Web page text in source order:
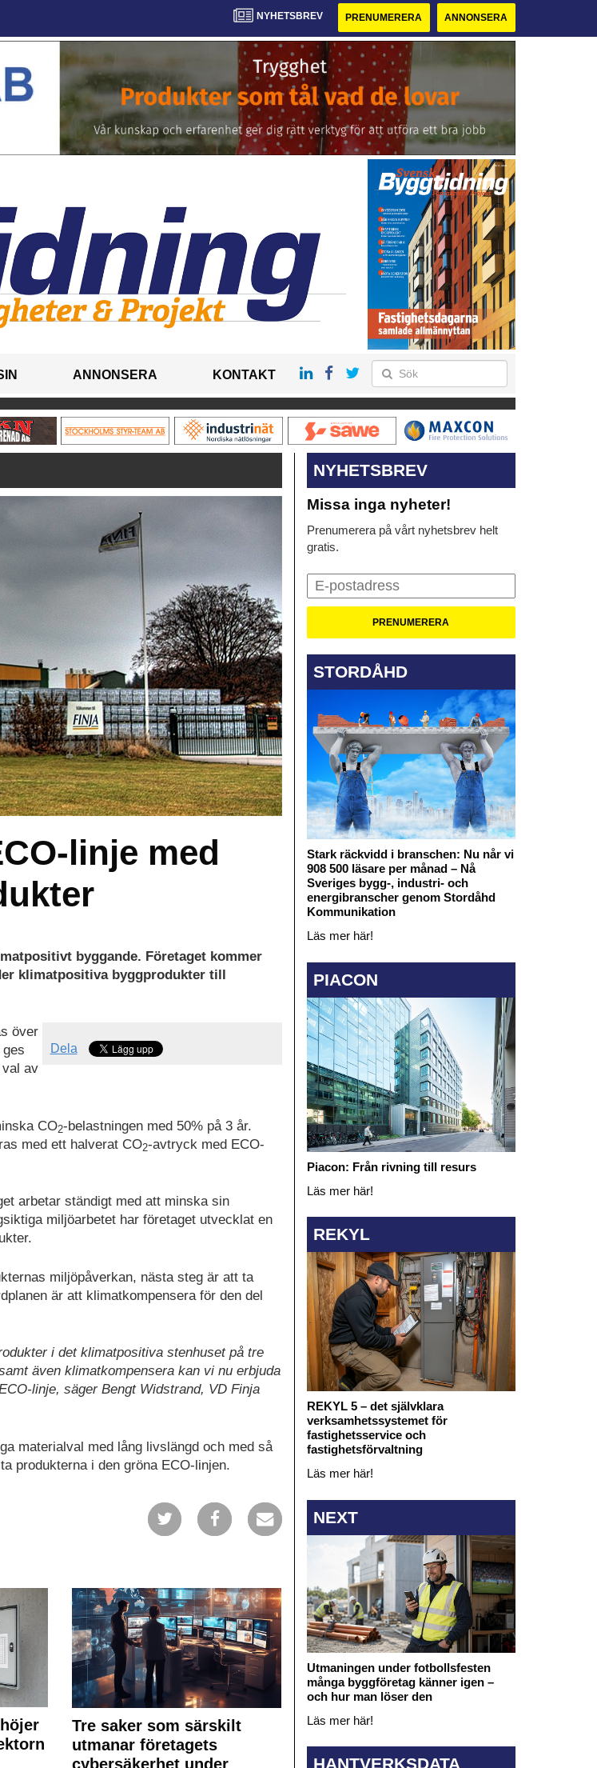
NYHETSBREV PRENUMERERA ANNONSERA
ANNONSERA KONTAKT
linje med
byggande. Företaget kommer
klimatpositiva byggprodukter till
Dela
över
av
CO2-belastningen med 50% på 3 år.
med ett halverat CO2-avtryck med ECO-
arbetar ständigt med att minska sin
miljöarbetet har företaget utvecklat en
miljöpåverkan, nästa steg är att ta
är att klimatkompensera för den del
i det klimatpositiva stenhuset på tre
även klimatkompensera kan vi nu erbjuda
linje, säger Bengt Widstrand, VD Finja
materialval med lång livslängd och med så
produkterna i den gröna ECO-linjen.
Tre saker som särskilt
utmanar företagets
cybersäkerhet under
NYHETSBREV
Missa inga nyheter!
Prenumerera på vårt nyhetsbrev helt
gratis.
STORDÅHD
Stark räckvidd i branschen: Nu når vi
908 500 läsare per månad – Nå
Sveriges bygg-, industri- och
energibranscher genom Stordåhd
Kommunikation
Läs mer här!
PIACON
Piacon: Från rivning till resurs
Läs mer här!
REKYL
REKYL 5 – det självklara
verksamhetssystemet för
fastighetsservice och
fastighetsförvaltning
Läs mer här!
NEXT
Utmaningen under fotbollsfesten
många byggföretag känner igen –
och hur man löser den
Läs mer här!
HANTVERKSDATA